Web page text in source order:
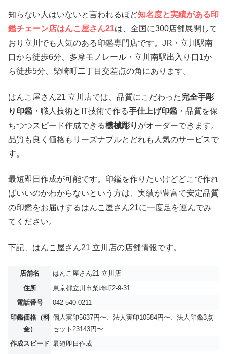
知らない人はいないと言われるほど知名度と実績がある印
鑑チェーン店はんこ屋さん21は、全国に300店舗展開して
おり立川でも人気のある印鑑専門店です。JR・立川駅南
口から徒歩6分、多摩モノレール・立川南駅出入り口1か
ら徒歩5分、柴崎町二丁目交差点の角にあります。
はんこ屋さん21 立川店では、品質にこだわった完全手彫
り印鑑 ・職人技術とIT技術で作る手仕上げ印鑑 ・品質を保
ちつつスピード作成できる機械彫り がオーダーできます。
品質も良く価格もリーズナブルとどれも人気のサービスで
す。
最短即日作成が可能です。印鑑を作りたいけどどこで作れ
ばいいのかわからないという方は、実績が豊富で安定品質
の印鑑をお届けするはんこ屋さん21に一度足を運んでみ
てください。
下記、はんこ屋さん21 立川店の店舗情報です。
店舗名
はんこ屋さん21 立川店
住所
東京都立川市柴崎町2-9-31
電話番号
042-540-0211
印鑑価格（料
金）
個人実印5637円〜、法人実印10584円〜、法人印鑑3点
セット23143円〜
作成スピード 最短即日作成